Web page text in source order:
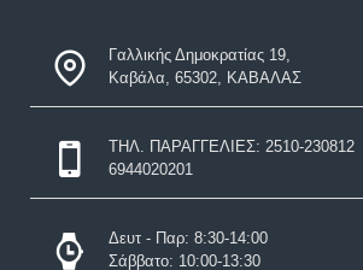
Γαλλικής Δημοκρατίας 19,
Καβάλα, 65302, ΚΑΒΑΛΑΣ
ΤΗΛ. ΠΑΡΑΓΓΕΛΙΕΣ: 2510-230812
6944020201
Δευτ - Παρ: 8:30-14:00
Σάββατο: 10:00-13:30